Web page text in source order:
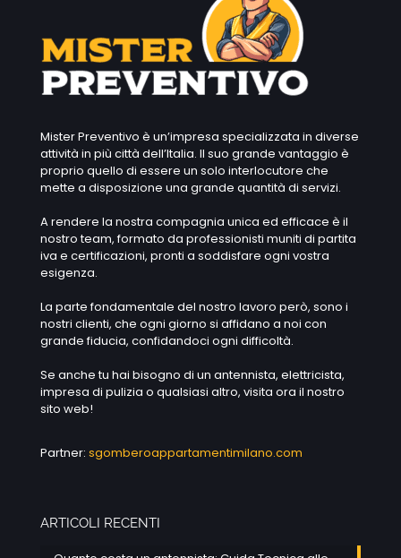
Mister Preventivo è un’impresa specializzata in diverse
attività in più città dell’Italia. Il suo grande vantaggio è
proprio quello di essere un solo interlocutore che
mette a disposizione una grande quantità di servizi.
A rendere la nostra compagnia unica ed efficace è il
nostro team, formato da professionisti muniti di partita
iva e certificazioni, pronti a soddisfare ogni vostra
esigenza.
La parte fondamentale del nostro lavoro però, sono i
nostri clienti, che ogni giorno si affidano a noi con
grande fiducia, confidandoci ogni difficoltà.
Se anche tu hai bisogno di un antennista, elettricista,
impresa di pulizia o qualsiasi altro, visita ora il nostro
sito web!
Partner: sgomberoappartamentimilano.com
ARTICOLI RECENTI